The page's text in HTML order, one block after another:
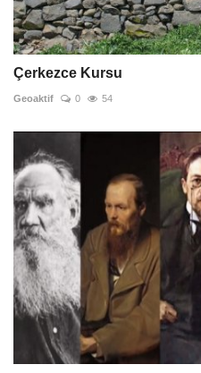
Çerkezce Kursu
Geoaktif 0 54